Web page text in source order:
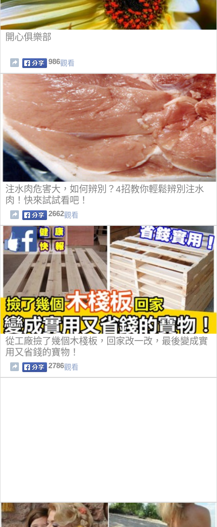
開心俱樂部
986觀看
注水肉危害大，如何辨別？4招教你輕鬆辨別注水
肉！快來試試看吧！
2662觀看
從工廠撿了幾個木棧板，回家改一改，最後變成實
用又省錢的寶物！
2786觀看